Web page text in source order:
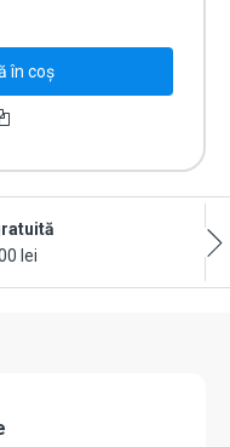
în coș
lei